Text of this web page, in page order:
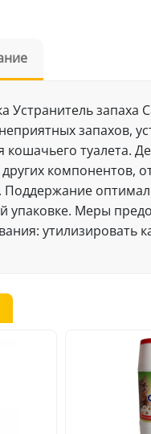
Устранитель запаха
запахов,
кошачьего туалета.
компонентов,
Поддержание
упаковке. Меры
утилизировать